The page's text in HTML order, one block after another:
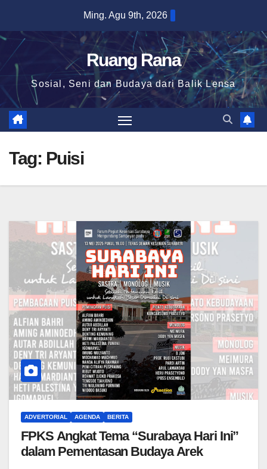
content
Ming. Agu 9th, 2026
Ruang Rana
Sosial, Seni dan Budaya dari Balik Lensa
Tag: Puisi
ADVERTORIAL AGENDA BERITA
FPKS Angkat Tema “Surabaya Hari Ini”
dalam Pementasan Budaya Arek